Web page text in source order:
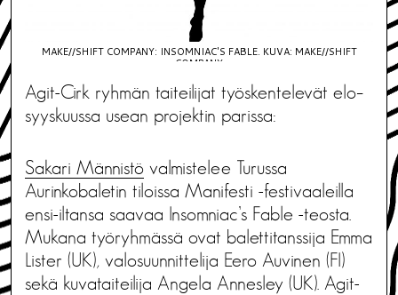
MAKE//SHIFT COMPANY: INSOMNIAC'S FABLE. KUVA: MAKE//SHIFT
COMPANY
Agit-Cirk ryhmän taiteilijat työskentelevät elo–
syyskuussa usean projektin parissa:
Sakari Männistö valmistelee Turussa
Aurinkobaletin tiloissa Manifesti -festivaaleilla
ensi-iltansa saavaa Insomniac’s Fable -teosta.
Mukana työryhmässä ovat balettitanssija Emma
Lister (UK), valosuunnittelija Eero Auvinen (FI)
sekä kuvataiteilija Angela Annesley (UK). Agit-